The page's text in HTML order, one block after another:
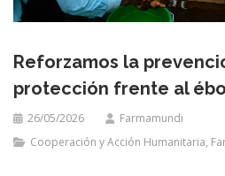
Reforzamos la
protección frente al
26/05/2026
Farmamundi
Cooperación y Acción Humanitaria,